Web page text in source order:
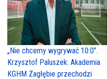
„Nie chcemy wygrywać 10:0”.
Krzysztof Paluszek: Akademia
KGHM Zagłębie przechodzi